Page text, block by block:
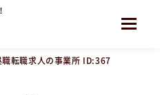
職転職求人の事業所 ID:367